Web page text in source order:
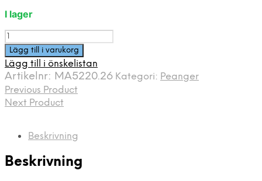
I lager
Peang
Rochester
rak
26cm
mängd
Lägg till i varukorg
Lägg till i önskelistan
Artikelnr: MA5220.26 Kategori: Peanger
Previous Product
Next Product
Beskrivning
Beskrivning